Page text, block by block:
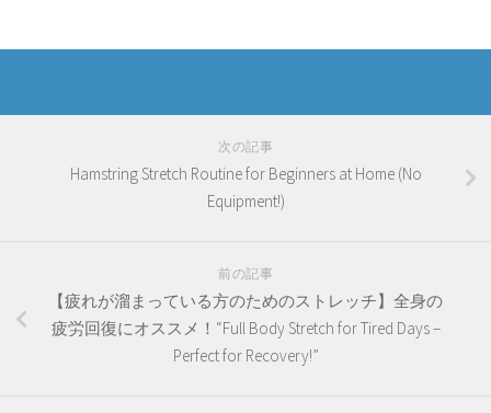
次の記事
Hamstring Stretch Routine for Beginners at Home (No
Equipment!)
前の記事
【疲れが溜まっている方のためのストレッチ】全身の
疲労回復にオススメ！“Full Body Stretch for Tired Days –
Perfect for Recovery!”